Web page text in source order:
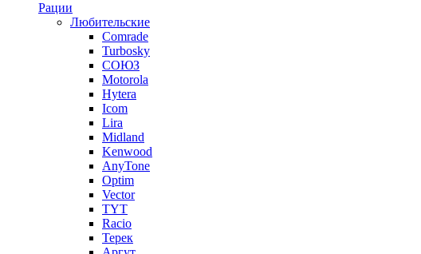
Рации
Любительские
Comrade
Turbosky
СОЮЗ
Motorola
Hytera
Icom
Lira
Midland
Kenwood
AnyTone
Optim
Vector
TYT
Racio
Терек